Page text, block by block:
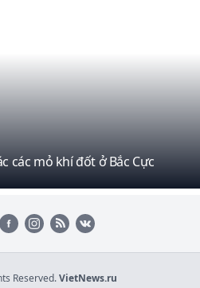
các mỏ khí đốt ở Bắc Cực
Reserved.VietNews.ru